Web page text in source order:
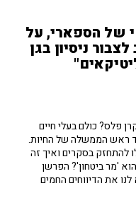
של הספארי, על
ניסיון בגן
פלס? כולם בעלי חיים
ראש הממשלה של החיות.
להתחזק בסקרים ואיך זה
'מר ביטחון'? הפרשן
את הדיווחים החמים